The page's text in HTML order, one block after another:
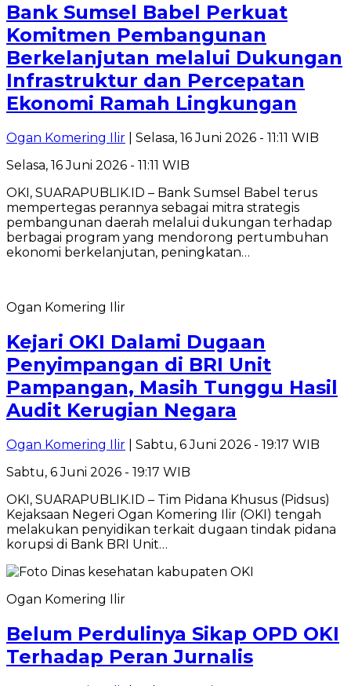
Bank Sumsel Babel Perkuat
Komitmen Pembangunan
Berkelanjutan melalui Dukungan
Infrastruktur dan Percepatan
Ekonomi Ramah Lingkungan
Ogan Komering Ilir | Selasa, 16 Juni 2026 - 11:11 WIB
Selasa, 16 Juni 2026 - 11:11 WIB
OKI, SUARAPUBLIK.ID – Bank Sumsel Babel terus
mempertegas perannya sebagai mitra strategis
pembangunan daerah melalui dukungan terhadap
berbagai program yang mendorong pertumbuhan
ekonomi berkelanjutan, peningkatan…
Ogan Komering Ilir
Kejari OKI Dalami Dugaan
Penyimpangan di BRI Unit
Pampangan, Masih Tunggu Hasil
Audit Kerugian Negara
Ogan Komering Ilir | Sabtu, 6 Juni 2026 - 19:17 WIB
Sabtu, 6 Juni 2026 - 19:17 WIB
OKI, SUARAPUBLIK.ID – Tim Pidana Khusus (Pidsus)
Kejaksaan Negeri Ogan Komering Ilir (OKI) tengah
melakukan penyidikan terkait dugaan tindak pidana
korupsi di Bank BRI Unit…
Ogan Komering Ilir
Belum Perdulinya Sikap OPD OKI
Terhadap Peran Jurnalis